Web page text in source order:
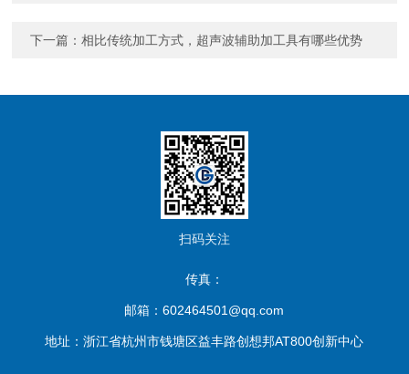
下一篇：相比传统加工方式，超声波辅助加工具有哪些优势
扫码关注
传真：
邮箱：602464501@qq.com
地址：浙江省杭州市钱塘区益丰路创想邦AT800创新中心